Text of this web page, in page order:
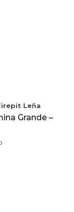
Leña
Grande –